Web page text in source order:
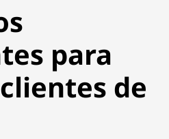
para
de